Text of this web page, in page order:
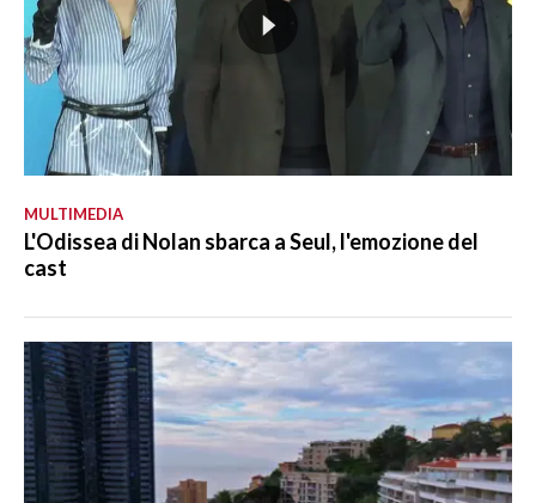
MULTIMEDIA
L'Odissea di Nolan sbarca a Seul, l'emozione del
cast